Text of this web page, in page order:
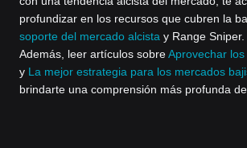
profundizar en los recursos que cubren la
soporte del mercado alcista y Range Sniper.
Además, leer artículos sobreAprovechar
y La mejor estrategia para los mercados
brindarte una comprensión más profunda